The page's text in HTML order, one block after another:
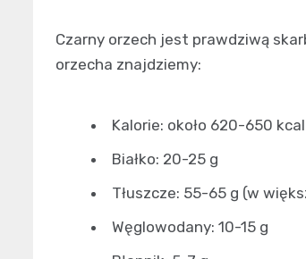
Czarny orzech jest prawdziwą
orzecha znajdziemy:
Kalorie: około 620-650 kcal
Białko: 20-25 g
Tłuszcze: 55-65 g (w
Węglowodany: 10-15 g